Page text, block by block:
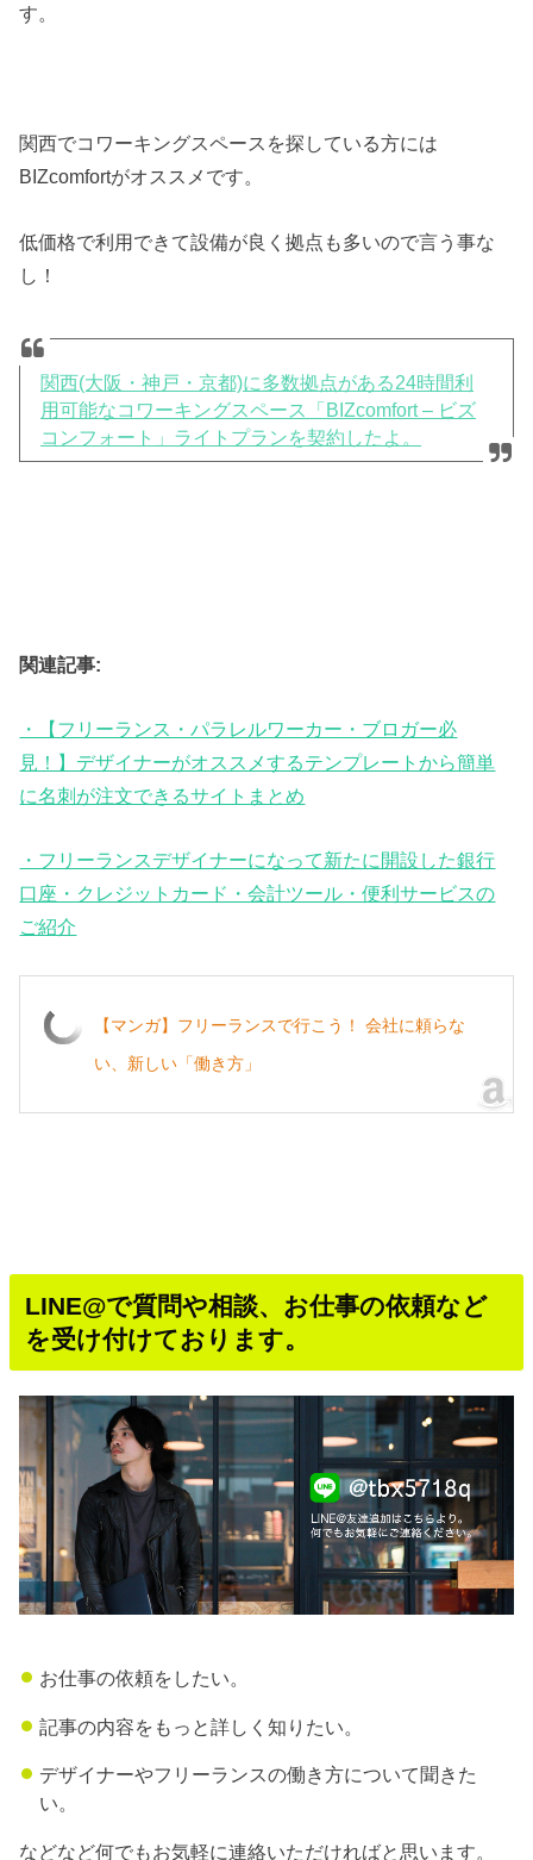
す。
関西でコワーキングスペースを探している方には
BIZcomfortがオススメです。
低価格で利用できて設備が良く拠点も多いので言う事な
し！
関西(大阪・神戸・京都)に多数拠点がある24時間利
用可能なコワーキングスペース「BIZcomfort – ビズ
コンフォート」ライトプランを契約したよ。
関連記事:
・【フリーランス・パラレルワーカー・ブロガー必
見！】デザイナーがオススメするテンプレートから簡単
に名刺が注文できるサイトまとめ
・フリーランスデザイナーになって新たに開設した銀行
口座・クレジットカード・会計ツール・便利サービスの
ご紹介
【マンガ】フリーランスで行こう！ 会社に頼らな
い、新しい「働き方」
LINE@で質問や相談、お仕事の依頼など
を受け付けております。
お仕事の依頼をしたい。
記事の内容をもっと詳しく知りたい。
デザイナーやフリーランスの働き方について聞きた
い。
などなど何でもお気軽に連絡いただければと思います。